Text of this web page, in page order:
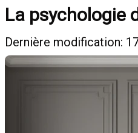
La psychologie
Dernière modification: